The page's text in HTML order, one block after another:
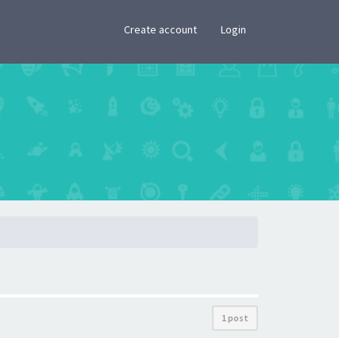
Create account Login
1 post